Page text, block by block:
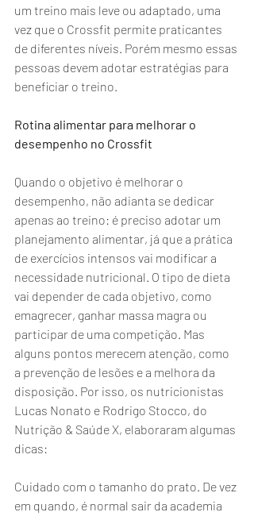
um treino mais leve ou adaptado, uma
vez que o Crossfit permite praticantes
de diferentes níveis. Porém mesmo essas
pessoas devem adotar estratégias para
beneficiar o treino.
Rotina alimentar para melhorar o
desempenho no Crossfit
Quando o objetivo é melhorar o
desempenho, não adianta se dedicar
apenas ao treino: é preciso adotar um
planejamento alimentar, já que a prática
de exercícios intensos vai modificar a
necessidade nutricional. O tipo de dieta
vai depender de cada objetivo, como
emagrecer, ganhar massa magra ou
participar de uma competição. Mas
alguns pontos merecem atenção, como
a prevenção de lesões e a melhora da
disposição. Por isso, os nutricionistas
Lucas Nonato e Rodrigo Stocco, do
Nutrição & Saúde X, elaboraram algumas
dicas:
Cuidado com o tamanho do prato. De vez
em quando, é normal sair da academia